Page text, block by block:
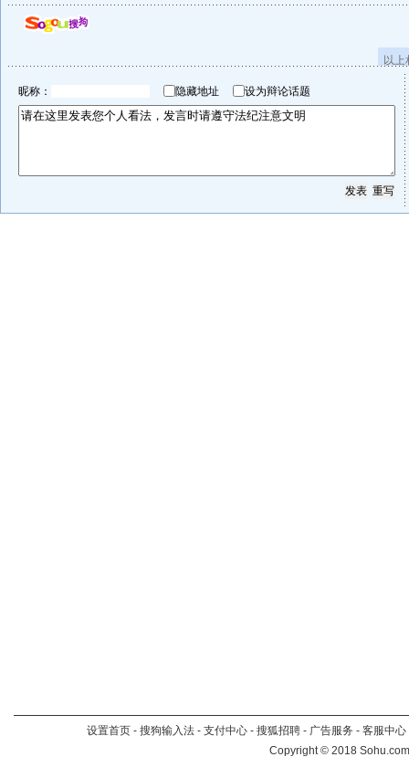
以
昵称： 隐藏地址 设为辩论话题
设置首页 - 搜狗输入法 - 支付中心 - 搜狐招聘 - 广告服务 - 客服中心
Copyright©2018